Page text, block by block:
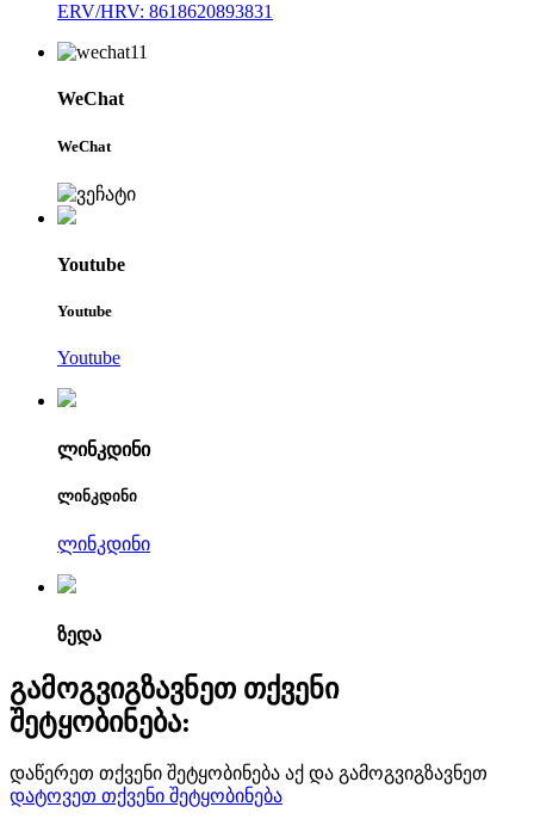
ERV/HRV: 8618620893831
WeChat
WeChat
Youtube
Youtube
Youtube
ლინკდინი
ლინკდინი
ლინკდინი
ზედა
გამოგვიგზავნეთ თქვენი
შეტყობინება:
დაწერეთ თქვენი შეტყობინება აქ და გამოგვიგზავნეთ
დატოვეთ თქვენი შეტყობინება